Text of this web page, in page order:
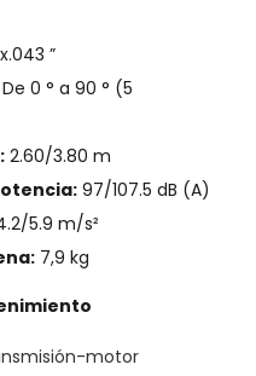
”
De 0 ° a 90 ° (5
2.60/3.80 m
97/107.5 dB (A)
5.9 m/s²
7,9 kg
motor